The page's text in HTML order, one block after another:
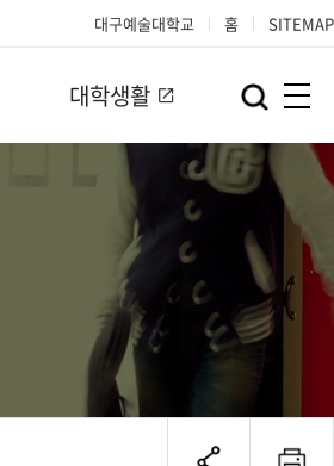
대구예술대학교 홈 SITEMAP
대학생활